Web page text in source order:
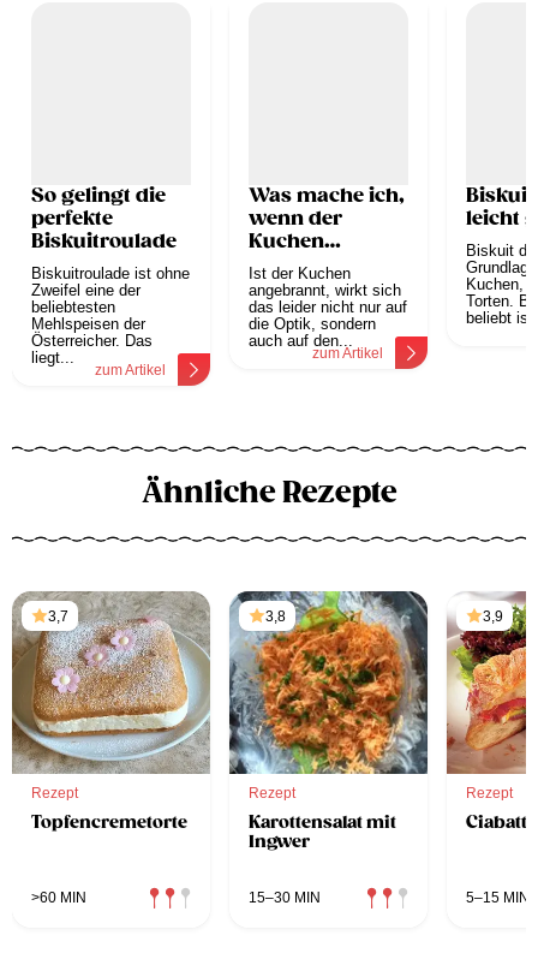
So gelingt die
perfekte
Biskuitroulade
Biskuitroulade ist ohne
Zweifel eine der
beliebtesten
Mehlspeisen der
Österreicher. Das
liegt...
zum Artikel
Was mache ich,
wenn der
Kuchen
angebrannt ist?
Ist der Kuchen
angebrannt, wirkt sich
das leider nicht nur auf
die Optik, sondern
auch auf den...
zum Artikel
Biskuit
leicht
Biskuit
Kuchen,
Torten.
beliebt
Ähnliche Rezepte
3,7
Rezept
Topfencremetorte
>60 MIN
3,8
Rezept
Karottensalat mit
Ingwer
15–30 MIN
3,9
Rezept
5–15 MIN